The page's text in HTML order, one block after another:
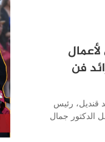
فن
قنديل، رئيس
الدكتور جمال